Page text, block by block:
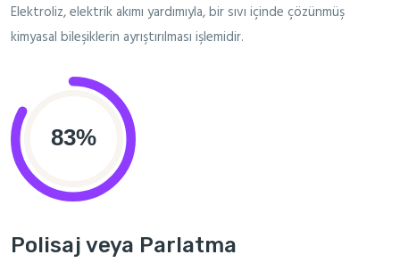
Elektroliz, elektrik akımı yardımıyla, bir sıvı içinde çözünmüş
kimyasal bileşiklerin ayrıştırılması işlemidir.
Polisaj veya Parlatma